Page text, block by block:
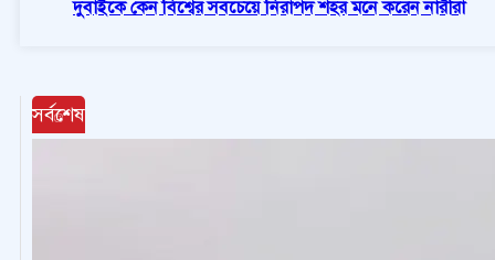
দুবাইকে কেন বিশ্বের সবচেয়ে নিরাপদ শহর মনে করেন নারীরা
সর্বশেষ